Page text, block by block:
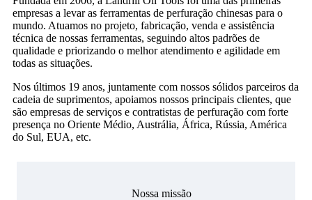
empresas a levar as ferramentas de perfuração chinesas para o
mundo. Atuamos no projeto, fabricação, venda e assistência
técnica de nossas ferramentas, seguindo altos padrões de
qualidade e priorizando o melhor atendimento e agilidade em
todas as situações.
Nos últimos 19 anos, juntamente com nossos sólidos parceiros da
cadeia de suprimentos, apoiamos nossos principais clientes, que
são empresas de serviços e contratistas de perfuração com forte
presença no Oriente Médio, Austrália, África, Rússia, América
do Sul, EUA, etc.
Nossa missão